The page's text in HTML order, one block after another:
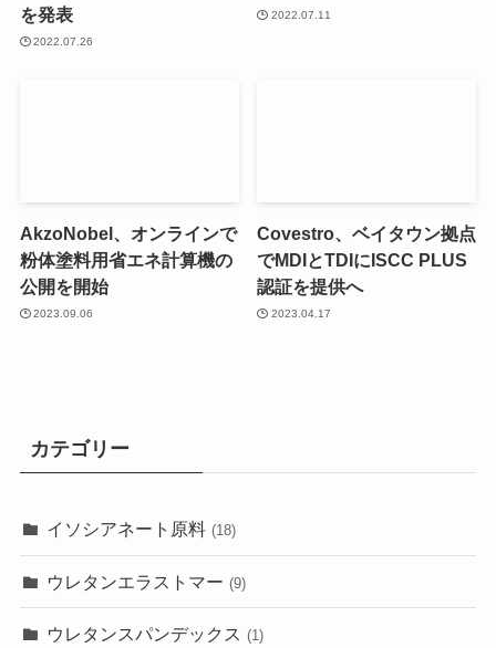
を発表
2022.07.26
2022.07.11
AkzoNobel、オンラインで
粉体塗料用省エネ計算機の
公開を開始
2023.09.06
Covestro、ベイタウン拠点
でMDIとTDIにISCC PLUS
認証を提供へ
2023.04.17
カテゴリー
イソシアネート原料 (18)
ウレタンエラストマー (9)
ウレタンスパンデックス (1)